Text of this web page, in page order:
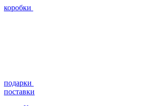
коробки
подарки
поставки